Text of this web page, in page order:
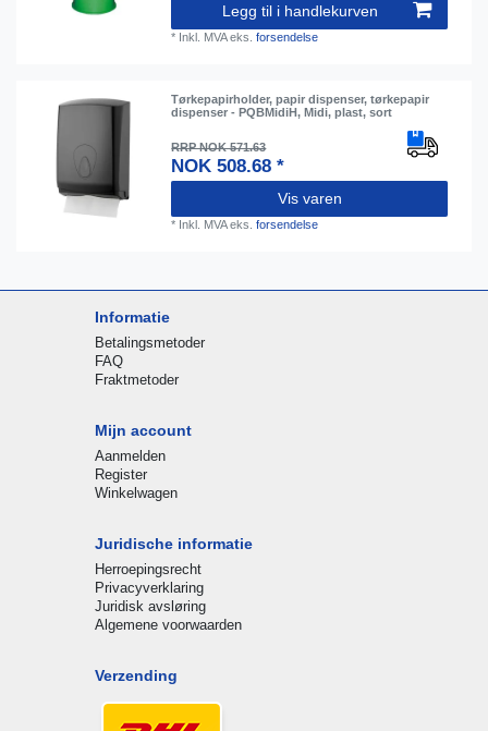
Legg til i handlekurven
* Inkl. MVAeks.forsendelse
Tørkepapirholder, papir dispenser, tørkepapir
dispenser - PQBMidiH, Midi, plast, sort
RRP NOK 571.63
NOK 508.68 *
Vis varen
* Inkl. MVAeks.forsendelse
Informatie
Betalingsmetoder
FAQ
Fraktmetoder
Mijn account
Aanmelden
Register
Winkelwagen
Juridische informatie
Herroepingsrecht
Privacyverklaring
Juridisk avsløring
Algemene voorwaarden
Verzending